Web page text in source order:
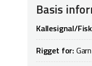
Basis
Kallesignal/
Rigget for: